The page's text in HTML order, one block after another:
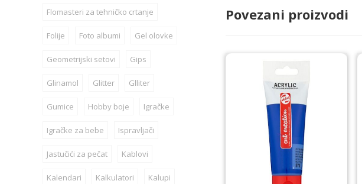
Povezani proizvodi
Flomasteri za tehničko crtanje
Folije Foto albumi Gel olovke
Geometrijski setovi Gips
Glinamol Glitter Glliter
Gumice Hobby boje Igračke
Igračke za bebe Ispravljači
Jastučići za pečat Kablovi
Kalendari Kalkulatori Kalupi